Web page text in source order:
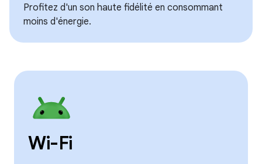
Profitez d'un son haute fidélité en consommant
moins d'énergie.
Wi-Fi